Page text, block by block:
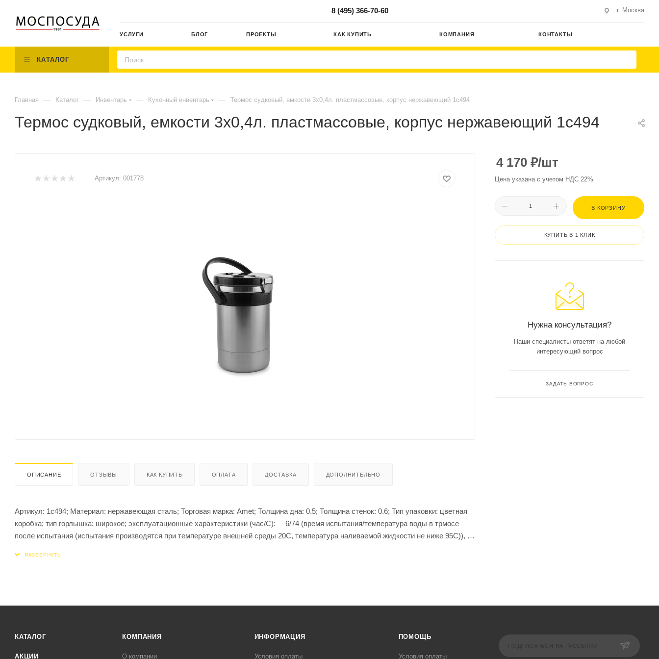
8 (495) 366-70-60 г. Москва
УСЛУГИ БЛОГ ПРОЕКТЫ КАК КУПИТЬ КОМПАНИЯ КОНТАКТЫ
КАТАЛОГ
Главная — Каталог — Инвентарь — Кухонный инвентарь — Термос судковый, емкости 3х0,4л. пластмассовые, корпус нержавеющий 1с494
Термос судковый, емкости 3х0,4л. пластмассовые, корпус нержавеющий 1с494
Артикул: 001778
ОПИСАНИЕ ОТЗЫВЫ КАК КУПИТЬ ОПЛАТА ДОСТАВКА ДОПОЛНИТЕЛЬНО
Артикул: 1с494; Материал: нержавеющая сталь; Торговая марка: Amet; Толщина дна: 0.5; Толщина стенок: 0.6; Тип упаковки: цветная
коробка; тип горлышка: широкое; эксплуатационные характеристики (час/С): 6/74 (время испытания/температура воды в трмосе
после испытания (испытания производятся при температуре внешней среды 20С, температура наливаемой жидкости не ниже 95С)),
4 170 ₽/шт
Цена указана с учетом НДС 22%
В КОРЗИНУ
КУПИТЬ В 1 КЛИК
Нужна консультация?
Наши специалисты ответят на любой
интересующий вопрос
ЗАДАТЬ ВОПРОС
КАТАЛОГ
АКЦИИ
КОМПАНИЯ
О компании
ИНФОРМАЦИЯ
Условия оплаты
ПОМОЩЬ
Условия оплаты